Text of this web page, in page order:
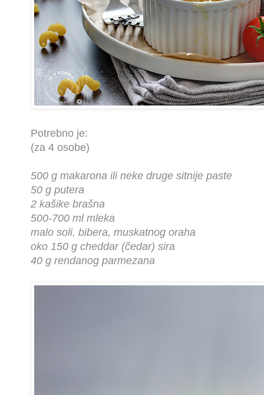
Potrebno je:
(za 4 osobe)
500 g makarona ili neke druge sitnije paste
50 g putera
2 kašike brašna
500-700 ml mleka
malo soli, bibera, muskatnog oraha
oko 150 g cheddar (čedar) sira
40 g rendanog parmezana